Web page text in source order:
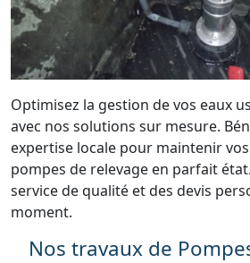
Optimisez la gestion de vos eaux
avec nos solutions sur mesure.
expertise locale pour maintenir
pompes de relevage en parfait
service de qualité et des devis
moment.
Nos travaux de